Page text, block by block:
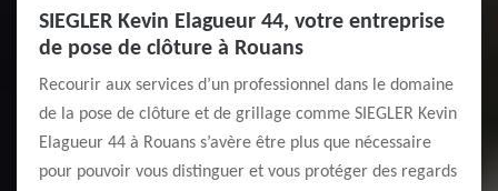
SIEGLER Kevin Elagueur 44, votre entreprise
de pose de clôture à Rouans
Recourir aux services d’un professionnel dans le domaine
de la pose de clôture et de grillage comme SIEGLER Kevin
Elagueur 44 à Rouans s’avère être plus que nécessaire
pour pouvoir vous distinguer et vous protéger des regards